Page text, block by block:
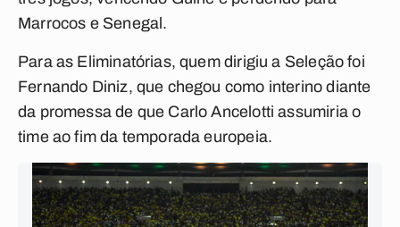
Marrocos e Senegal.
Para as Eliminatórias, quem dirigiu a Seleção foi
Fernando Diniz, que chegou como interino diante
da promessa de que Carlo Ancelotti assumiria o
time ao fim da temporada europeia.